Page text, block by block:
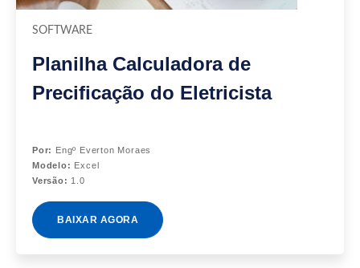
SOFTWARE
Planilha Calculadora de
Precificação do Eletricista
Por: Engº Everton Moraes
Modelo: Excel
Versão: 1.0
BAIXAR AGORA